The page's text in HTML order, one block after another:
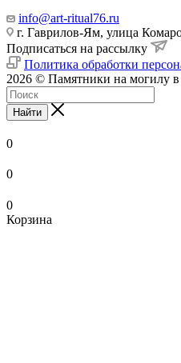
info@art-ritual76.ru
г. Гаврилов-Ям, улица
Подписаться на рассылку
Политика обработки
2026 © Памятники на могилу
Найти
0
0
0
Корзина